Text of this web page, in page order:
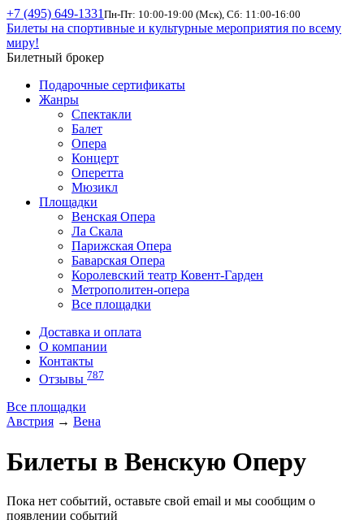
+7 (495) 649-1331 Пн-Пт: 10:00-19:00 (Мск), Сб: 11:00-16:00
Билеты на спортивные и культурные мероприятия по всему
миру!
Билетный брокер
Подарочные сертификаты
Жанры
Спектакли
Балет
Опера
Концерт
Оперетта
Мюзикл
Площадки
Венская Опера
Ла Скала
Парижская Опера
Баварская Опера
Королевский театр Ковент-Гарден
Метрополитен-опера
Все площадки
Доставка и оплата
О компании
Контакты
Отзывы 787
Все площадки
Австрия → Вена
Билеты в Венскую Оперу
Пока нет событий, оставьте свой email и мы сообщим о
появлении событий